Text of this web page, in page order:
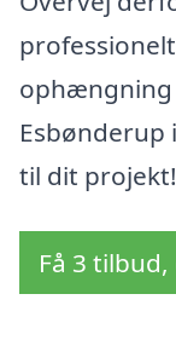
ophængning
Esbønderup
til dit projekt!
Få 3